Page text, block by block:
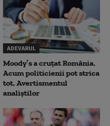
ADEVARUL
Moody’s a cruțat România.
Acum politicienii pot strica
tot. Avertismentul
analiștilor